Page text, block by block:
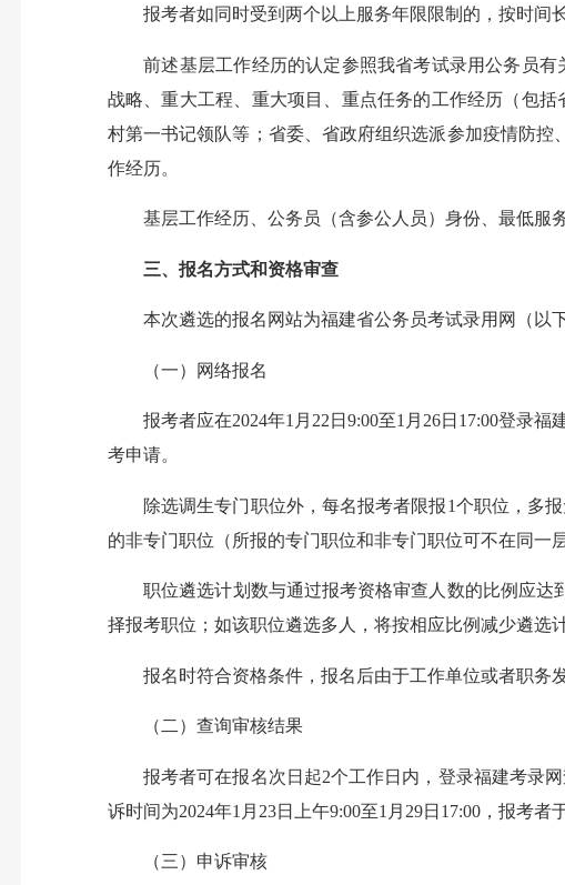
报考者如同时受到两个以上服务年限限制的，按时间
前述基层工作经历的认定参照我省考试录用公务员有
战略、重大工程、重大项目、重点任务的工作经历（包
村第一书记领队等；省委、省政府组织选派参加疫情防
作经历。
基层工作经历、公务员（含参公人员）身份、最低服
三、报名方式和资格审查
本次遴选的报名网站为福建省公务员考试录用网（以下
（一）网络报名
报考者应在2024年1月22日9:00至1月26日17:00登录福
考申请。
除选调生专门职位外，每名报考者限报1个职位，多报
的非专门职位（所报的专门职位和非专门职位可不在同一
职位遴选计划数与通过报考资格审查人数的比例应达到
择报考职位；如该职位遴选多人，将按相应比例减少遴选
报名时符合资格条件，报名后由于工作单位或者职务
（二）查询审核结果
报考者可在报名次日起2个工作日内，登录福建考录网
诉时间为2024年1月23日上午9:00至1月29日17:00，报考
（三）申诉审核